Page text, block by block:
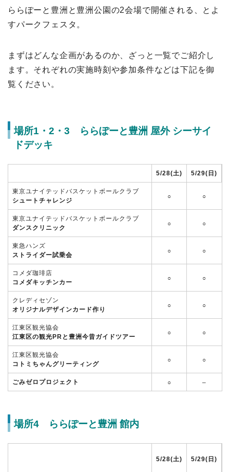
ららぽーと豊洲と豊洲公園の2会場で開催される、とよ
すパークフェスタ。
まずはどんな企画があるのか、ざっと一覧でご紹介し
ます。それぞれの実施時刻や参加条件などは下記を御
覧ください。
場所1・2・3 ららぽーと豊洲 屋外 シーサイ
ドデッキ
5/28(土) 5/29(日)
東京ユナイテッドバスケットボールクラブ
シュートチャレンジ
○ ○
東京ユナイテッドバスケットボールクラブ
ダンスクリニック
○ ○
東急ハンズ
ストライダー試乗会
○ ○
コメダ珈琲店
コメダキッチンカー
○ ○
クレディセゾン
オリジナルデザインカード作り
○ ○
江東区観光協会
江東区の観光PRと豊洲今昔ガイドツアー
○ ○
江東区観光協会
コトミちゃんグリーティング
○ ○
ごみゼロプロジェクト ○ –
場所4 ららぽーと豊洲 館内
5/28(土) 5/29(日)